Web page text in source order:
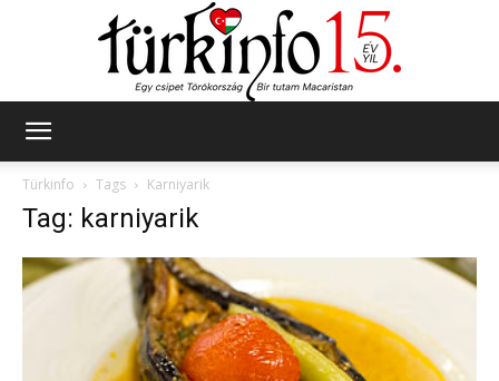
Türkinfo
Tags Karniyarik
Tag: karniyarik